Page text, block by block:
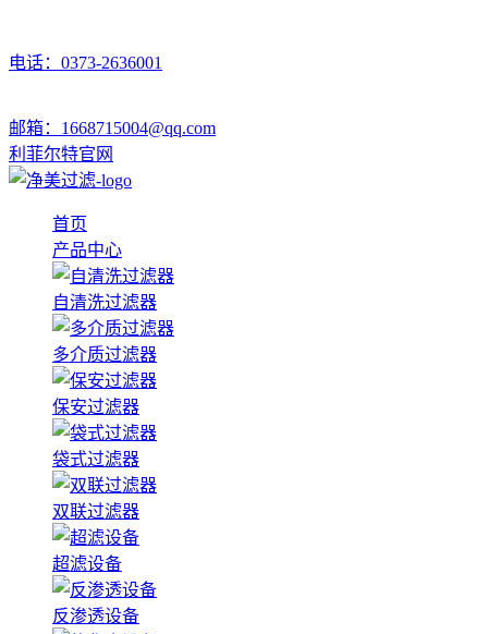
电话：0373-2636001
邮箱：1668715004@qq.com
利菲尔特官网
首页
产品中心
自清洗过滤器
多介质过滤器
保安过滤器
袋式过滤器
双联过滤器
超滤设备
反渗透设备